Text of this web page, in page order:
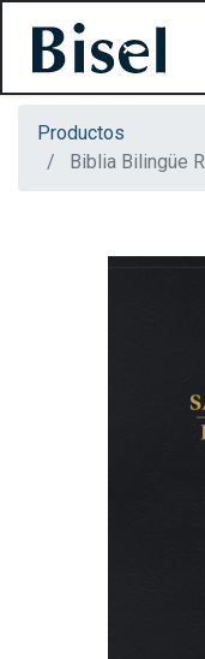
Productos
Biblia Bilingüe